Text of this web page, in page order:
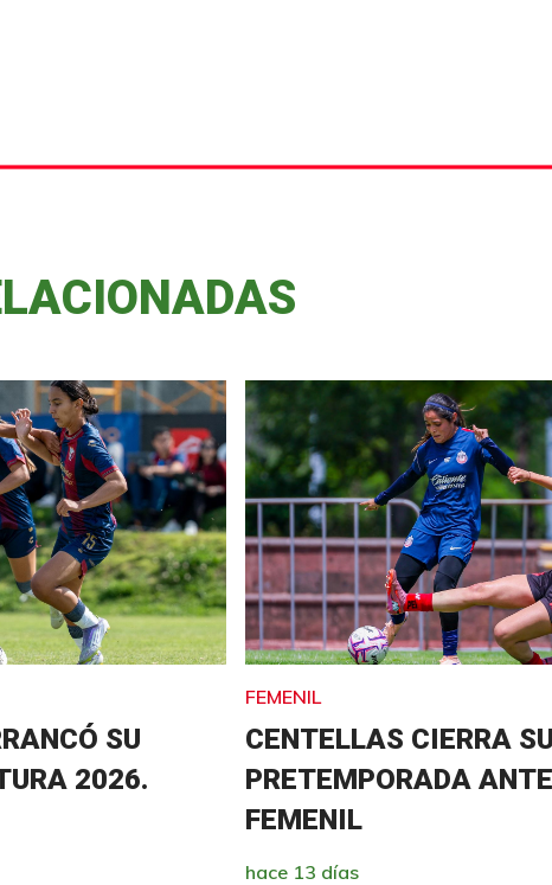
SU
2026.
FEMENIL
CENTELLAS CIERRA SU
PRETEMPORADA
FEMENIL
hace 13 días